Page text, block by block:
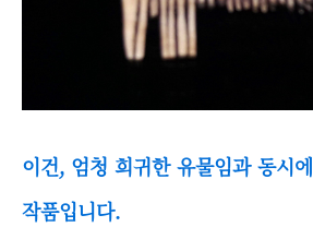
이건, 엄청 희귀한 유물임과 동시에
작품입니다.